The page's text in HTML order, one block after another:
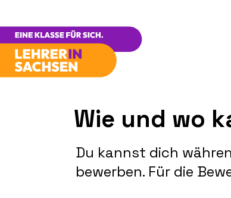
Wie und wo
Du kannst dich
bewerben. Für die